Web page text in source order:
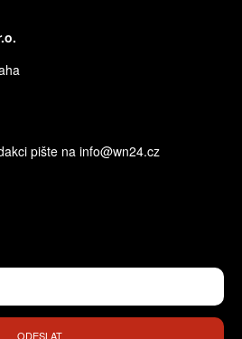
pište na info@wn24.cz
ODESLAT